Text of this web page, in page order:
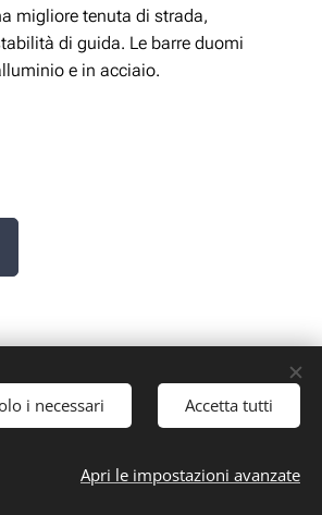
migliore tenuta di strada,
di guida. Le barre duomi
e in acciaio.
i necessari Accetta tutti
Apri le impostazioni avanzate